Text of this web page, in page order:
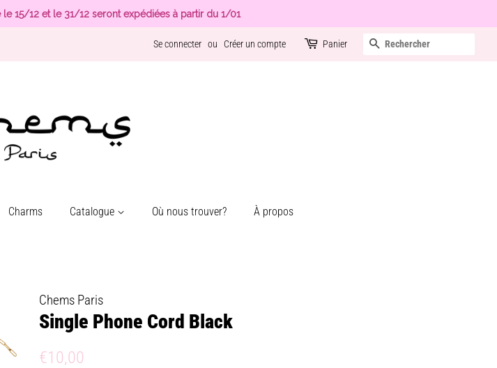
15/12 et le 31/12 seront expédiées à partir du 1/01
Se connecter ou Créer un compte Panier Recherche
Charms Catalogue Où nous trouver? À propos
Chems Paris
Single Phone Cord Black
Prix
€10,00